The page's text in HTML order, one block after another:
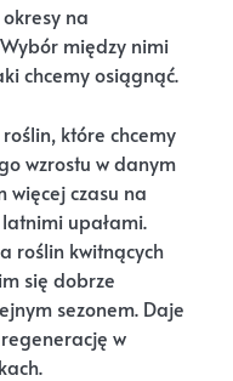
na
między nimi
chcemy osiągnąć.
które chcemy
wzrostu w danym
więcej czasu na
upałami.
roślin kwitnących
się dobrze
sezonem. Daje
w